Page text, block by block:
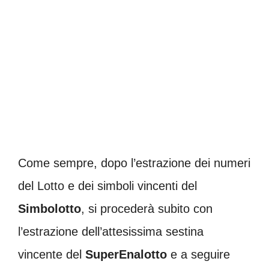
Come sempre, dopo l’estrazione dei numeri
del Lotto e dei simboli vincenti del
Simbolotto, si procederà subito con
l’estrazione dell’attesissima sestina
vincente del SuperEnalotto e a seguire